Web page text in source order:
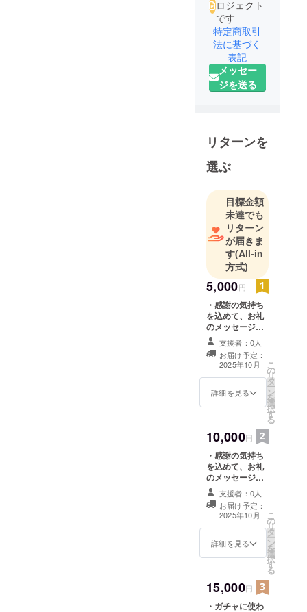
ロジェクト
です
特定商取引
法に基づく
表記
メッセー
ジを送る
リターンを
選ぶ
目標金額
未達でも
リターン
が届きま
す(All-in
方式)
5,000円
・感謝の気持ち
を込めて、お礼
のメッセージを
お送りします。
支援者：0人
お届け予定：
2025年10月
詳細を見る
こ
の
リ
タ
ー
ン
を
選
択
す
る
10,000円
・感謝の気持ち
を込めて、お礼
のメッセージを
お送りします。
・ガチャに使わ
れているアイテ
ムを特別にお届
け(うきはオリジ
ナルキーホル
支援者：0人
お届け予定：
2025年10月
詳細を見る
こ
の
リ
タ
ー
ン
を
選
択
す
る
15,000円
・ガチャに使わ